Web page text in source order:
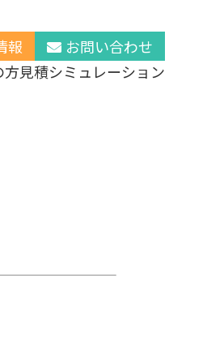
報
お問い合わせ
方見積シミュレーション